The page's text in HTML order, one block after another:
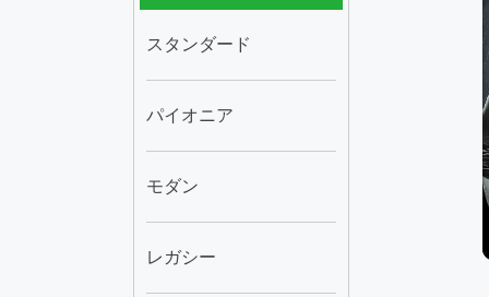
スタンダード
パイオニア
モダン
レガシー